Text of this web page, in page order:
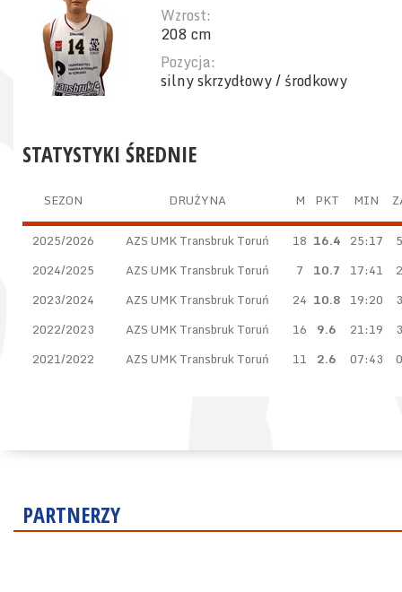
Wzrost:
208 cm
Pozycja:
silny skrzydłowy / środkowy
STATYSTYKI ŚREDNIE
SEZON DRUŻYNA M PKT MIN
2025/2026 AZS UMK Transbruk Toruń 18 16.4 25:17
2024/2025
AZS UMK Transbruk Toruń 7 10.7 17:41
2023/2024
AZS UMK Transbruk Toruń 24 10.8 19:20
2022/2023
AZS UMK Transbruk Toruń 16 9.6 21:19
2021/2022
AZS UMK Transbruk Toruń 11 2.6 07:43
PARTNERZY